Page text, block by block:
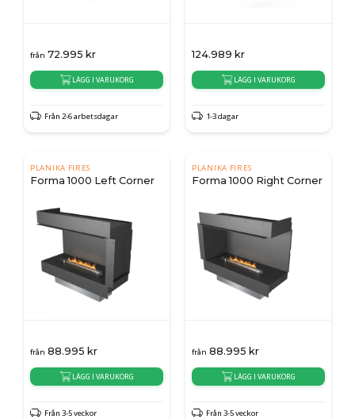
från 72.995 kr
LÄGG I VARUKORG
Från 2-6 arbetsdagar
124.989 kr
LÄGG I VARUKORG
1-3 dagar
PLANIKA FIRES
Forma 1000 Left Corner
från 88.995 kr
LÄGG I VARUKORG
Från 3-5 veckor
PLANIKA FIRES
Forma 1000 Right Corner
från 88.995 kr
LÄGG I VARUKORG
Från 3-5 veckor